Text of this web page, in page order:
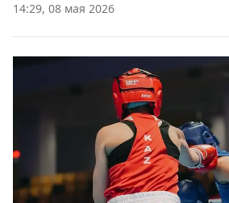
14:29, 08 мая 2026